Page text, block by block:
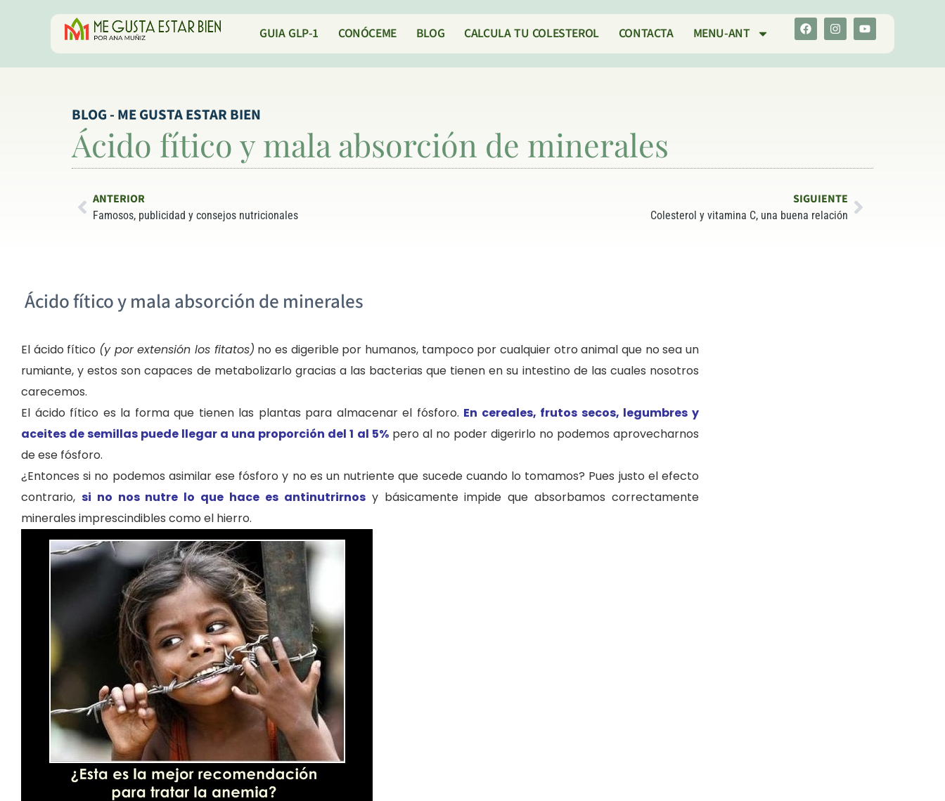
GUIA GLP-1 CONÓCEME BLOG CALCULA TU COLESTEROL CONTACTA MENU-ANT
BLOG - ME GUSTA ESTAR BIEN
Ácido fítico y mala absorción de minerales
ANTERIOR
Famosos, publicidad y consejos nutricionales
SIGUIENTE
Colesterol y vitamina C, una buena relación
Ácido fítico y mala absorción de minerales
El ácido fítico (y por extensión los fitatos) no es digerible por humanos, tampoco por cualquier otro animal que no sea un
rumiante, y estos son capaces de metabolizarlo gracias a las bacterias que tienen en su intestino de las cuales nosotros
carecemos.
El ácido fítico es la forma que tienen las plantas para almacenar el fósforo. En cereales, frutos secos, legumbres y
aceites de semillas puede llegar a una proporción del 1 al 5%pero al no poder digerirlo no podemos aprovecharnos
de ese fósforo.
¿Entonces si no podemos asimilar ese fósforo y no es un nutriente que sucede cuando lo tomamos? Pues justo el efecto
contrario, si no nos nutre lo que hace es antinutrirnosy básicamente impide que absorbamos correctamente
minerales imprescindibles como el hierro.